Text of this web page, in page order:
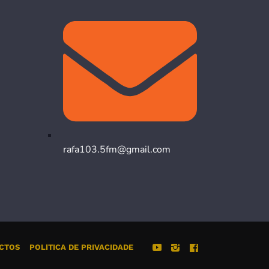
rafa103.5fm@gmail.com
POLÍTICA DE PRIVACIDADE